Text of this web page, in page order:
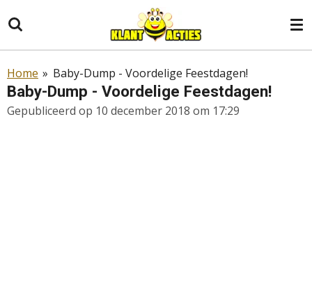
direct
naar
hoofdinhoud
Home » Baby-Dump - Voordelige Feestdagen!
Baby-Dump - Voordelige Feestdagen!
Gepubliceerd op 10 december 2018 om 17:29